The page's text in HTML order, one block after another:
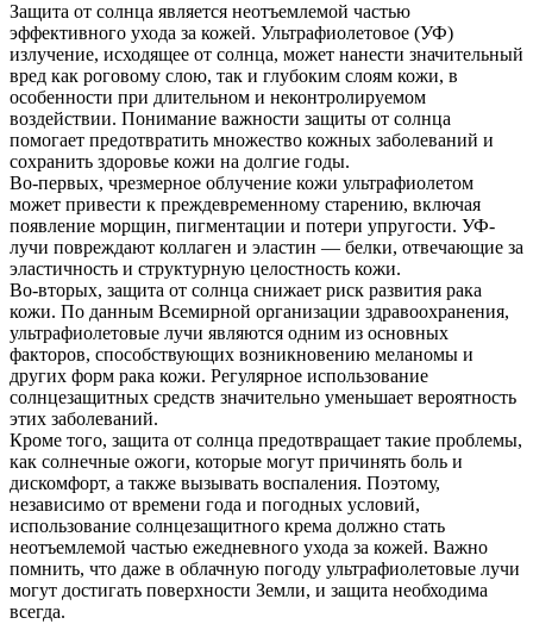
Защита от солнца является неотъемлемой частью
эффективного ухода за кожей. Ультрафиолетовое (УФ)
излучение, исходящее от солнца, может нанести значительный
вред как роговому слою, так и глубоким слоям кожи, в
особенности при длительном и неконтролируемом
воздействии. Понимание важности защиты от солнца
помогает предотвратить множество кожных заболеваний и
сохранить здоровье кожи на долгие годы.
Во-первых, чрезмерное облучение кожи ультрафиолетом
может привести к преждевременному старению, включая
появление морщин, пигментации и потери упругости. УФ-
лучи повреждают коллаген и эластин — белки, отвечающие за
эластичность и структурную целостность кожи.
Во-вторых, защита от солнца снижает риск развития рака
кожи. По данным Всемирной организации здравоохранения,
ультрафиолетовые лучи являются одним из основных
факторов, способствующих возникновению меланомы и
других форм рака кожи. Регулярное использование
солнцезащитных средств значительно уменьшает вероятность
этих заболеваний.
Кроме того, защита от солнца предотвращает такие проблемы,
как солнечные ожоги, которые могут причинять боль и
дискомфорт, а также вызывать воспаления. Поэтому,
независимо от времени года и погодных условий,
использование солнцезащитного крема должно стать
неотъемлемой частью ежедневного ухода за кожей. Важно
помнить, что даже в облачную погоду ультрафиолетовые лучи
могут достигать поверхности Земли, и защита необходима
всегда.